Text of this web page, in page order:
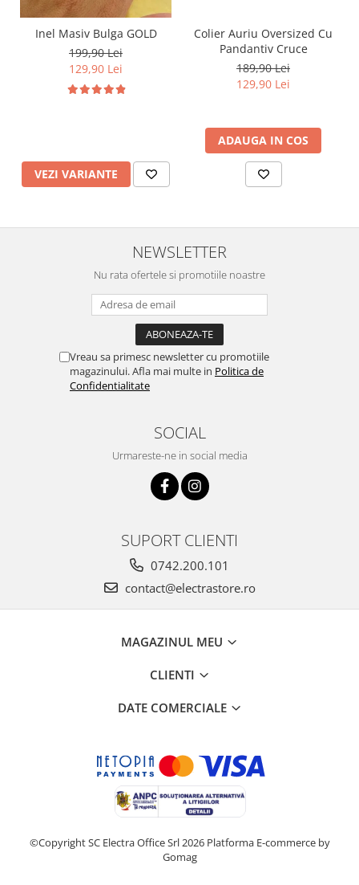
Inel Masiv Bulga GOLD
199,90 Lei
129,90 Lei
VEZI VARIANTE
Colier Auriu Oversized Cu
Pandantiv Cruce
189,90 Lei
129,90 Lei
ADAUGA IN COS
NEWSLETTER
Nu rata ofertele si promotiile noastre
Vreau sa primesc newsletter cu promotiile
magazinului. Afla mai multe in Politica de
Confidentialitate
SOCIAL
Urmareste-ne in social media
SUPORT CLIENTI
0742.200.101
contact@electrastore.ro
MAGAZINUL MEU
CLIENTI
DATE COMERCIALE
©Copyright SC Electra Office Srl 2026 Platforma E-commerce by
Gomag